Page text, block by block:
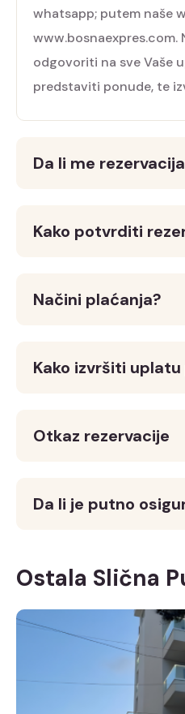
whatsapp; putem naše
www.bosnaexpres.com.
odgovoriti na sve Vaše
predstaviti ponude, te
Da li me
Kako potvrditi
Načini plaćanja?
Kako izvršiti
Otkaz rezervacije
Da li je putno
Ostala Slična